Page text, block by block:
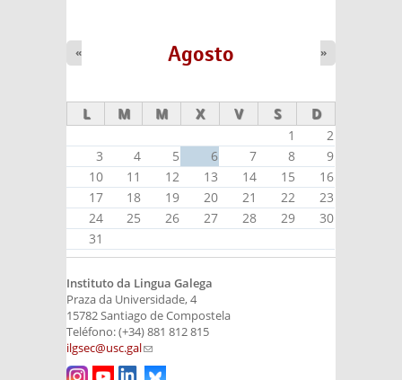
Agosto
« »
L M M X V S D
1
2
3
4 5 6 7 8
9
10
11 12 13 14 15
16
17
18 19 20 21 22
23
24
25 26 27 28 29
30
31
Instituto da Lingua Galega
Praza da Universidade, 4
15782 Santiago de Compostela
Teléfono: (+34) 881 812 815
ilgsec@usc.gal(link sends e-mail)